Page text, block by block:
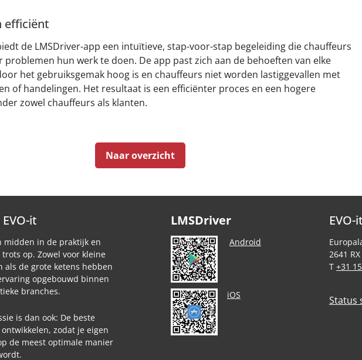
efficiënt
de LMSDriver-app een intuïtieve, stap-voor-stap begeleiding die chauffeurs
problemen hun werk te doen. De app past zich aan de behoeften van elke
het gebruiksgemak hoog is en chauffeurs niet worden lastiggevallen met
of handelingen. Het resultaat is een efficiënter proces en een hogere
zowel chauffeurs als klanten.
Naar overzicht
it
midden in de praktijk en
op. Zowel voor kleine
als de grote ketens hebben
opgebouwd binnen
branches.
is dan ook: De beste
zodat je eigen
de meest optimale manier
LMSDriver
Android
iOS
EVO-it
2641
T +31
Status